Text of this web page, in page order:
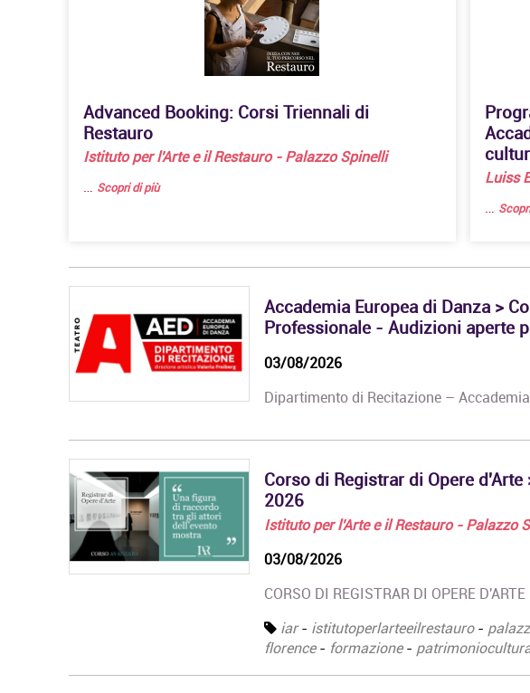
Advanced Booking: Corsi Triennali di
Restauro
Istituto per l'Arte e il Restauro - Palazzo Spinelli
… Scopri di più
Luiss
…
Accademia Europea di Danza >
Professionale - Audizioni aperte
03/08/2026
Dipartimento di Recitazione –
Corso di Registrar di Opere
2026
Istituto per l'Arte e il Restauro - Palazzo
03/08/2026
CORSO DI REGISTRAR DI OPERE
iar- istitutoperlarteeilrestauro-
florence- formazione-
Corso Fashion Design
Diploma Accademico di
Primo Livello - Laurea
Triennale in Fashion
Design, titolo…
Corso Triennale di
La Qualifica formata dal
corso è quella di
Tecnico del Restauro di
Beni Culturali…
in
La prima
Maestria e
Analisi
Giorgione
esecutive,